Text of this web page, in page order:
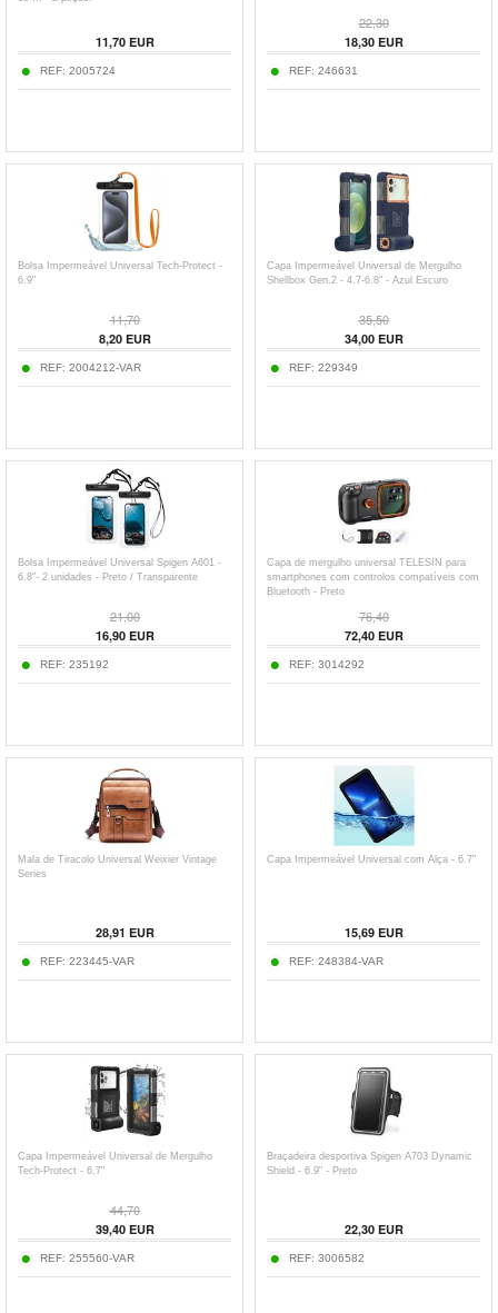
11,70EUR
REF: 2005724
22,30
18,30EUR
REF: 246631
Bolsa Impermeável Universal Tech-Protect -
6.9"
11,70
8,20EUR
REF: 2004212-VAR
Capa Impermeável Universal de Mergulho
Shellbox Gen.2 - 4.7-6.8" - Azul Escuro
35,50
34,00EUR
REF: 229349
Bolsa Impermeável Universal Spigen A601 -
6.8"- 2 unidades - Preto / Transparente
21,00
16,90EUR
REF: 235192
Capa de mergulho universal TELESIN para
smartphones com controlos compatíveis com
Bluetooth - Preto
76,40
72,40EUR
REF: 3014292
Mala de Tiracolo Universal Weixier Vintage
Series
28,91 EUR
REF: 223445-VAR
Capa Impermeável Universal com Alça - 6.7"
15,69EUR
REF: 248384-VAR
Capa Impermeável Universal de Mergulho
Tech-Protect - 6,7"
44,70
39,40EUR
REF: 255560-VAR
Braçadeira desportiva Spigen A703 Dynamic
Shield - 6.9" - Preto
22,30EUR
REF: 3006582